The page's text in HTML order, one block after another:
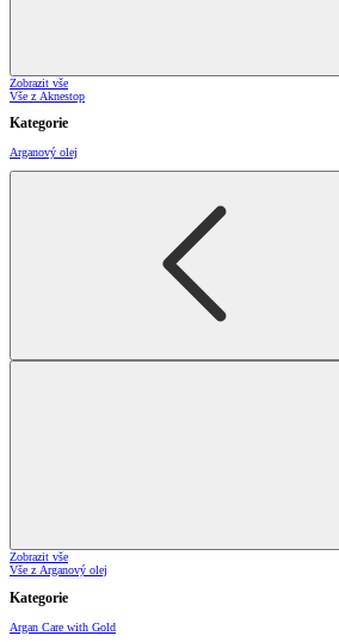
Zobrazit vše
Vše z Aknestop
Kategorie
Arganový olej
Zobrazit vše
Vše z Arganový olej
Kategorie
Argan Care with Gold